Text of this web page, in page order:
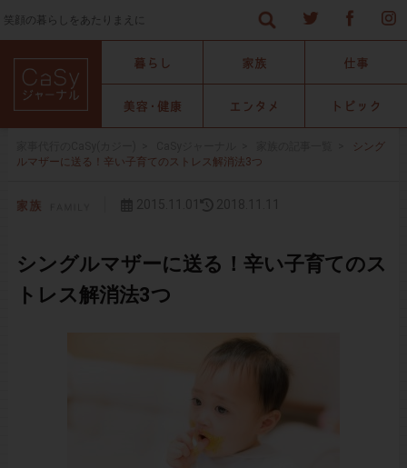
笑顔の暮らしをあたりまえに
シング
ルマザーに送る！辛い子育てのストレス解消法3つ
シングルマザーに送る！辛い子育てのス
トレス解消法3つ